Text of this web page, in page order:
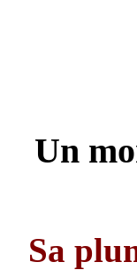
Un
Sa